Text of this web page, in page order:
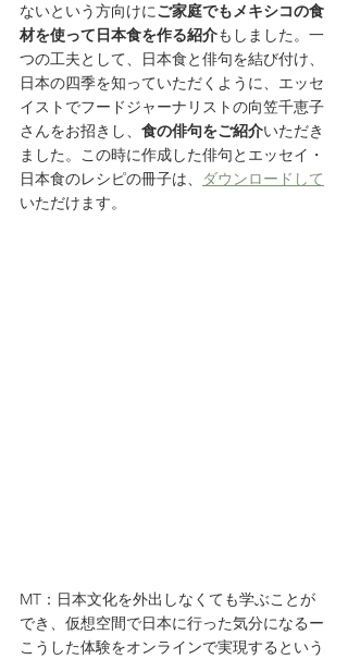
ないという方向けにご家庭でもメキシコの食
材を使って日本食を作る紹介もしました。一
つの工夫として、日本食と俳句を結び付け、
日本の四季を知っていただくように、エッセ
イストでフードジャーナリストの向笠千恵子
さんをお招きし、 食の俳句をご紹介いただき
ました。この時に作成した俳句とエッセイ・
日本食のレシピの冊子は、
ダウンロードして
いただけます。
MT：日本文化を外出しなくても学ぶことが
でき、仮想空間で日本に行った気分になるー
こうした体験をオンラインで実現するという